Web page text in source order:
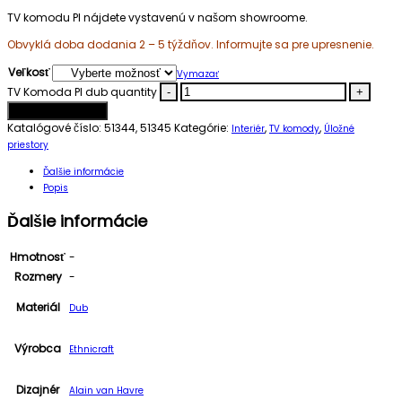
TV komodu PI nájdete vystavenú v našom showroome.
Obvyklá doba dodania 2 – 5 týždňov. Informujte sa pre upresnenie.
Veľkosť
Vymazať
TV Komoda PI dub quantity -
+
Katalógové číslo: 51344, 51345 Kategórie: Interiér, TV komody, Úložné
priestory
Ďalšie informácie
Popis
Ďalšie informácie
Hmotnosť -
Rozmery -
Materiál
Dub
Výrobca Ethnicraft
Dizajnér Alain van Havre